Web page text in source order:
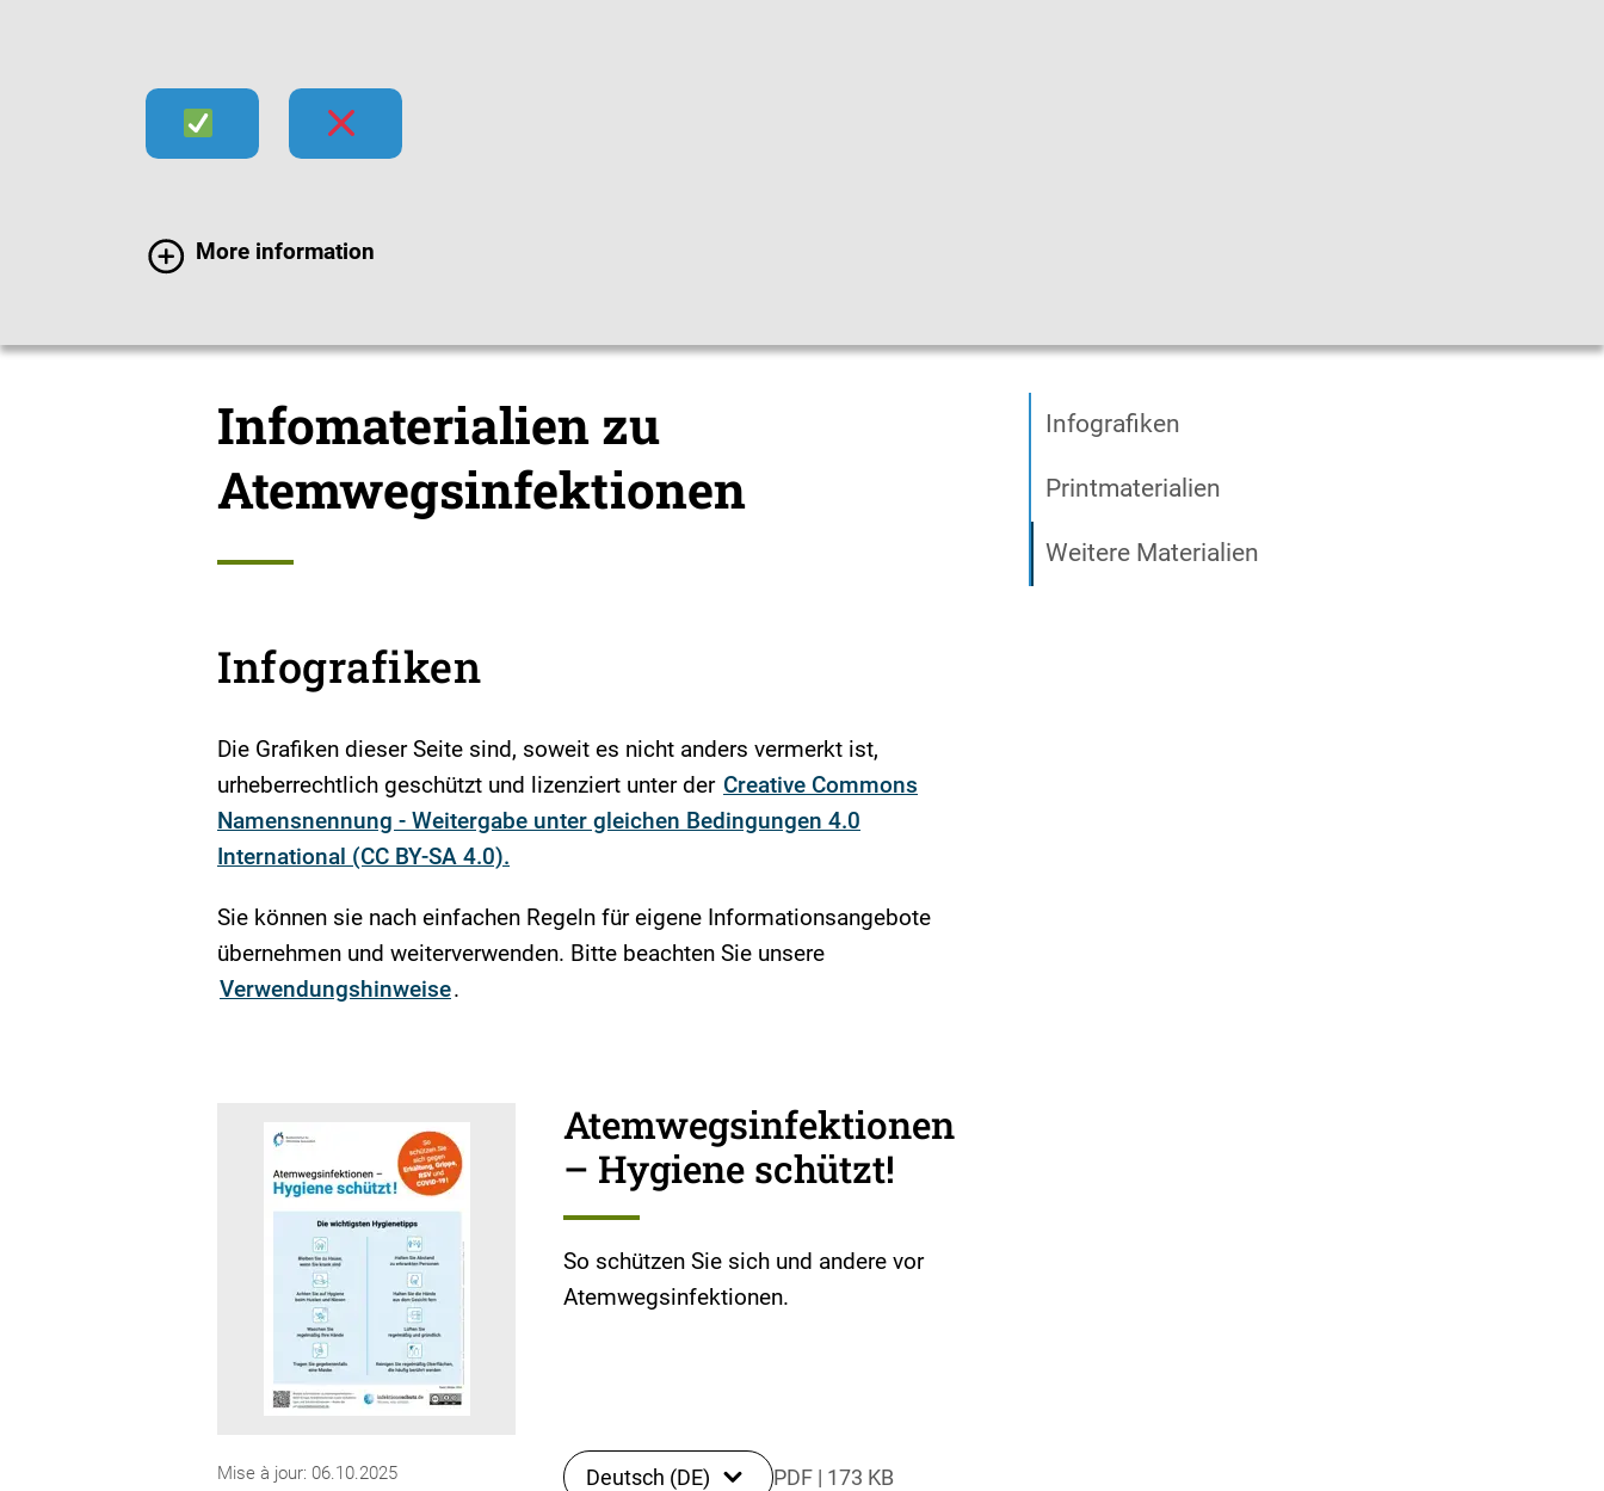
More information
Mediathek
Infomaterialien zu
Atemwegsinfektionen
Infografiken
Die Grafiken dieser Seite sind, soweit es nicht anders vermerkt ist,
urheberrechtlich geschützt und lizenziert unter der Creative Commons
Namensnennung - Weitergabe unter gleichen Bedingungen 4.0
International (CC BY-SA 4.0).
Sie können sie nach einfachen Regeln für eigene Informationsangebote
übernehmen und weiterverwenden. Bitte beachten Sie unsere
Verwendungshinweise.
Mise à jour: 06.10.2025
Atemwegsinfektionen
– Hygiene schützt!
So schützen Sie sich und andere vor
Atemwegsinfektionen.
Deutsch (DE) PDF | 173 KB
Infografiken
Printmaterialien
Weitere Materialien